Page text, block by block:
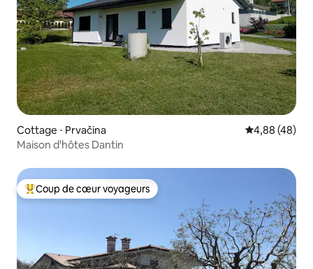
Cottage ⋅ Prvačina Évaluation
4,88 (48)
Maison d'hôtes Dantin
Coups de cœur voyageurs les plus appréciés
Coup de cœur voyageurs